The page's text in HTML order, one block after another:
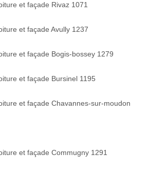
et façade Rivaz 1071
et façade Avully 1237
et façade Bogis-bossey 1279
et façade Bursinel 1195
et façade Chavannes-sur-moudon
et façade Commugny 1291